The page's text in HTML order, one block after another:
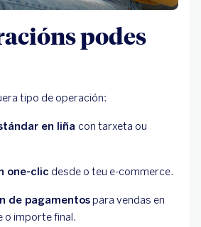
podes
tipo de operación:
en liña con tarxeta ou
one-clic desde o teu e-commerce.
de pagamentos para vendas en
o importe final.